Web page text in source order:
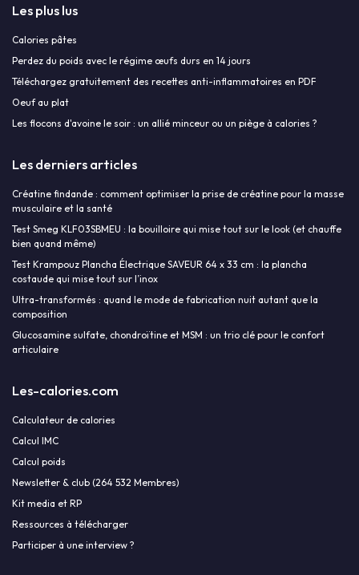
Les plus lus
Calories pâtes
Perdez du poids avec le régime œufs durs en 14 jours
Téléchargez gratuitement des recettes anti-inflammatoires en PDF
Oeuf au plat
Les flocons d'avoine le soir : un allié minceur ou un piège à calories ?
Les derniers articles
Créatine findande : comment optimiser la prise de créatine pour la masse
musculaire et la santé
Test Smeg KLF03SBMEU : la bouilloire qui mise tout sur le look (et chauffe
bien quand même)
Test Krampouz Plancha Électrique SAVEUR 64 x 33 cm : la plancha
costaude qui mise tout sur l’inox
Ultra-transformés : quand le mode de fabrication nuit autant que la
composition
Glucosamine sulfate, chondroïtine et MSM : un trio clé pour le confort
articulaire
Les-calories.com
Calculateur de calories
Calcul IMC
Calcul poids
Newsletter & club (264 532 Membres)
Kit media et RP
Ressources à télécharger
Participer à une interview ?